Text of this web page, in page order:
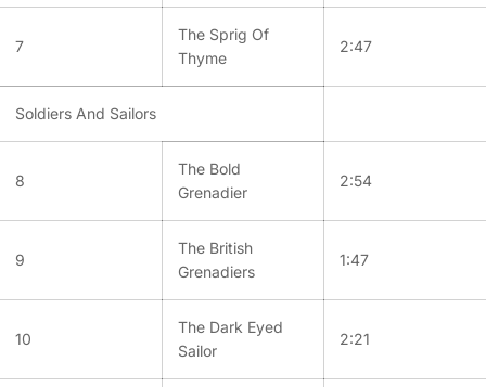
7
The Sprig Of
Thyme
2:47
Soldiers And Sailors
8
The Bold
Grenadier
2:54
9
The British
Grenadiers
1:47
10
The Dark Eyed
Sailor
2:21